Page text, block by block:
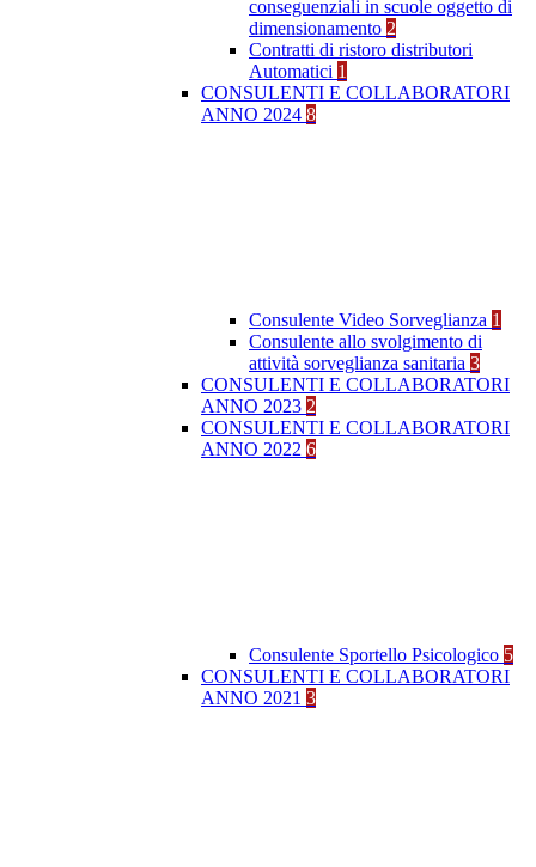
conseguenziali in scuole oggetto di
dimensionamento 2
Contratti di ristoro distributori
Automatici 1
CONSULENTI E COLLABORATORI
ANNO 2024 8
Consulente Video Sorveglianza 1
Consulente allo svolgimento di
attività sorveglianza sanitaria 3
CONSULENTI E COLLABORATORI
ANNO 2023 2
CONSULENTI E COLLABORATORI
ANNO 2022 6
Consulente Sportello Psicologico 5
CONSULENTI E COLLABORATORI
ANNO 2021 3